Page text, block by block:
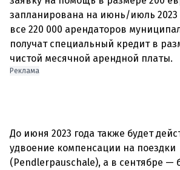
запланирована на июнь/июль 2023
все 220 000 арендаторов
получат специальный кредит в
Реклама
До июня 2023 года также будет
удвоение компенсации на поездки
(Pendlerpauschale), а в сентябре —